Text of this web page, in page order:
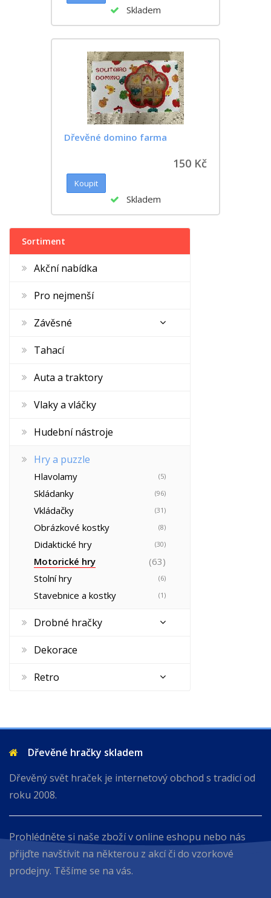
Skladem
Dřevěné domino farma
150 Kč
Skladem
Sortiment
Akční nabídka
Pro nejmenší
Závěsné
Tahací
Auta a traktory
Vlaky a vláčky
Hudební nástroje
Hry a puzzle
Hlavolamy (5)
Skládanky (96)
Vkládačky (31)
Obrázkové kostky (8)
Didaktické hry (30)
Motorické hry
(63)
Stolní hry
(6)
Stavebnice a kostky (1)
Drobné hračky
Dekorace
Retro
Dřevěné hračky skladem
Dřevěný svět hraček je internetový obchod s tradicí od
roku 2008.
Prohlédněte si naše zboží v online eshopu nebo nás
přijďte navštívit na některou z akcí či do vzorkové
prodejny. Těšíme se na vás.